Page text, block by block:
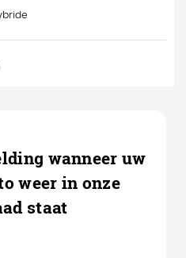
wanneer uw
weer in onze
staat